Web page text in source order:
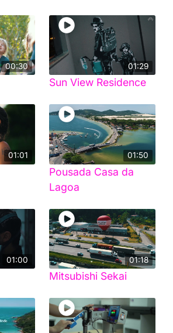
00:30 01:29
Sun View Residence
01:01 01:50
Pousada Casa da
Lagoa
01:00 01:18
Mitsubishi Sekai